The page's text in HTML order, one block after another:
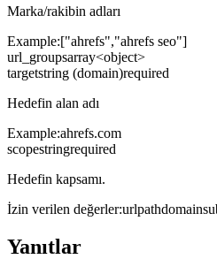
Marka/rakibin adları
Example:["ahrefs","ahrefs seo"]
url_groupsarray<object>
targetstring (domain)required
Hedefin alan adı
Example:ahrefs.com
scopestringrequired
Hedefin kapsamı.
İzin verilen değerler:urlpathdomain
Yanıtlar